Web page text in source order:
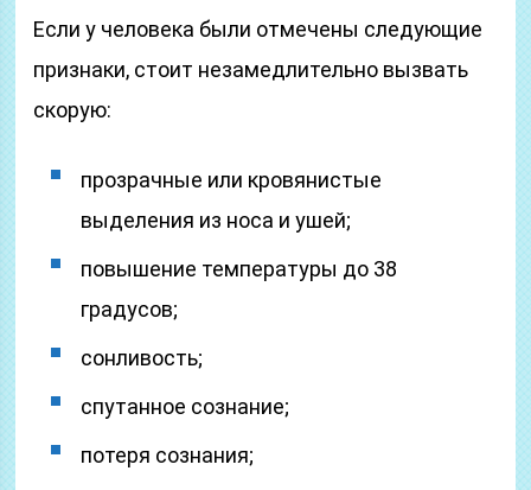
Если у человека были отмечены следующие
признаки, стоит незамедлительно вызвать
скорую:
прозрачные или кровянистые
выделения из носа и ушей;
повышение температуры до 38
градусов;
сонливость;
спутанное сознание;
потеря сознания;